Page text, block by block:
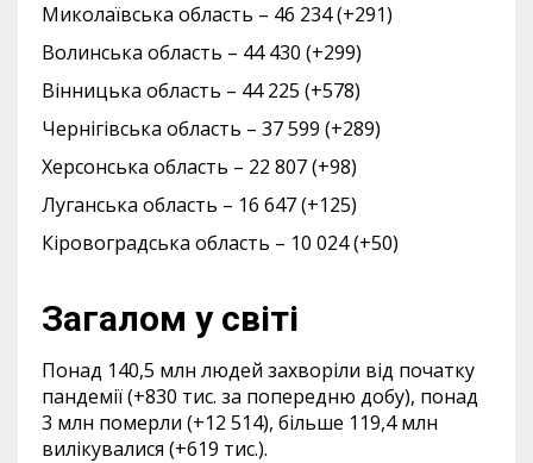
Миколаївська область – 46 234 (+291)
Волинська область – 44 430 (+299)
Вінницька область – 44 225 (+578)
Чернігівська область – 37 599 (+289)
Херсонська область – 22 807 (+98)
Луганська область – 16 647 (+125)
Кіровоградська область – 10 024 (+50)
Загалом у світі
Понад 140,5 млн людей захворіли від початку
пандемії (+830 тис. за попередню добу), понад
3 млн померли (+12 514), більше 119,4 млн
вилікувалися (+619 тис.).